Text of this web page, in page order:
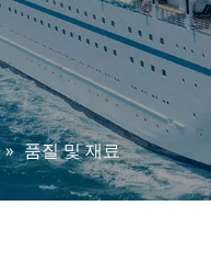
» 품질 및 재료